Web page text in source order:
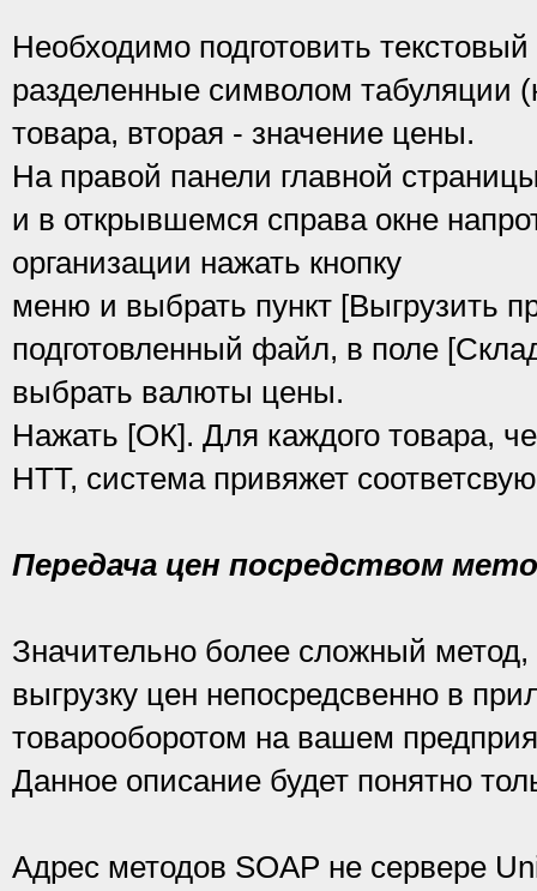
Необходимо подготовить
разделенные символом табуляции
товара, вторая - значение цены.
На правой панели главной
и в открывшемся справа окне
организации нажать кнопку
меню и выбрать пункт [Выгрузить
подготовленный файл, в поле
выбрать валюты цены.
Нажать [ОК]. Для каждого товара,
HTT, система привяжет
Передача цен посредством
Значительно более сложный метод,
выгрузку цен непосредсвенно в
товарооборотом на вашем
Данное описание будет понятно
Адрес методов SOAP не сервере